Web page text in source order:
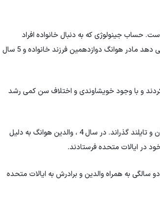
حساب جینولوژی که به دنبال خانواده افراد
مشهور است ، شجره نامه را در صفحه فیس بوک خود منتشر کرد که نشان می دهد مادر هوانگ دوازدهمین فرزند خانواده و 5 سال
و با وجود خویشاوندی و اختلاف سن کمی رشد
هوانگ در سال 6 در تایپه متولد شد و بخشی از دوران کودکی خود را در تایوان و تایلند گذراند. در سال 4 ، والدین هوانگ به دلیل
در ایالات متحده فرستادند.
به همراه والدین و برادرش به ایالات متحده